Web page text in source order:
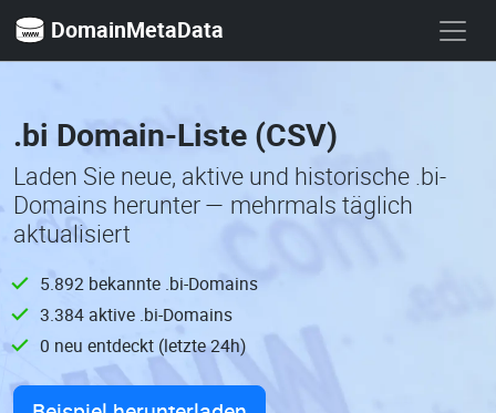
DomainMetaData
.bi Domain-Liste (CSV)
Laden Sie neue, aktive und historische .bi-
Domains herunter — mehrmals täglich
aktualisiert
5.892 bekannte .bi-Domains
3.384 aktive .bi-Domains
0 neu entdeckt (letzte 24h)